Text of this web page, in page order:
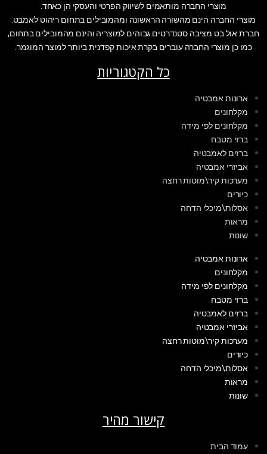
מוצרי החברה מותאמים לשיווק הפרטי והעסקי הן כאחד.
מוצרי החברה הינם מהשורה הראשונה ומהמובילים בתחום ריהוט לאמבט.
חברת אול בט מציבה סטנדרטים גבוהים למוצריה והינם מהמובילים בתחום,
כמו כן מוצרי החברה עוברים בקרת איכות קפדנית ביותר למוצר המוגמר.
כל הקטגוריות
ארונות אמבטיה
מקלחונים
מקלחונים לפי מידה
ברזי מטבח
ברזים לאמבטיה
אביזרי אמבטיה
מערכות קיר\מוטות רחצה
כיורים
אסלות\מיכלי הדחה
מראות
שונות
ארונות אמבטיה
מקלחונים
מקלחונים לפי מידה
ברזי מטבח
ברזים לאמבטיה
אביזרי אמבטיה
מערכות קיר\מוטות רחצה
כיורים
אסלות\מיכלי הדחה
מראות
שונות
קישור מהיר
עמוד הבית